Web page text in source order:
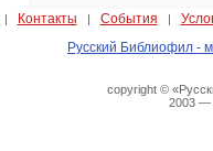
| Контакты | События |
Русский Библиофил -
copyright ©
2003 —